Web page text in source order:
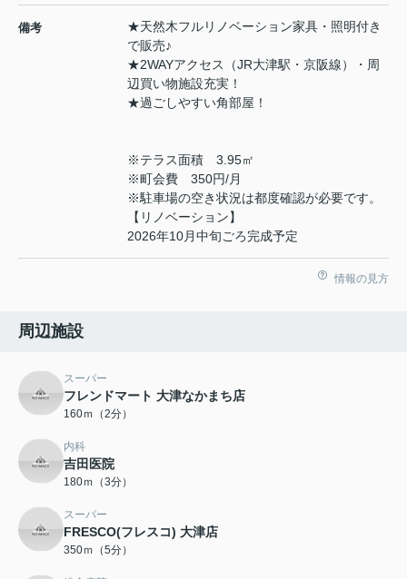
備考
★天然木フルリノベーション家具・照明付き
で販売♪
★2WAYアクセス（JR大津駅・京阪線）・周
辺買い物施設充実！
★過ごしやすい角部屋！
※テラス面積 3.95㎡
※町会費 350円/月
※駐車場の空き状況は都度確認が必要です。
【リノベーション】
2026年10月中旬ごろ完成予定
情報の見方
周辺施設
スーパー
フレンドマート 大津なかまち店
160ｍ（2分）
内科
吉田医院
180ｍ（3分）
スーパー
FRESCO(フレスコ) 大津店
350ｍ（5分）